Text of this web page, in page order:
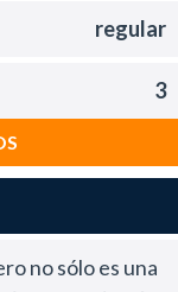
regular
3
no sólo es una